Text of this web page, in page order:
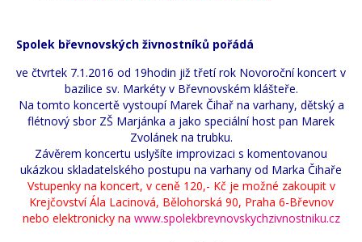
Spolek břevnovských živnostníků pořádá
ve čtvrtek 7.1.2016 od 19hodin již třetí rok Novoroční koncert v
bazilice sv. Markéty v Břevnovském klášteře.
Na tomto koncertě vystoupí Marek Čihař na varhany, dětský a
flétnový sbor ZŠ Marjánka a jako speciální host pan Marek
Zvolánek na trubku.
Závěrem koncertu uslyšíte improvizaci s komentovanou
ukázkou skladatelského postupu na varhany od Marka Čihaře
Vstupenky na koncert, v ceně 120,- Kč je možné zakoupit v
Krejčovství Ála Lacinová, Bělohorská 90, Praha 6-Břevnov
nebo elektronicky na www.spolekbrevnovskychzivnostniku.cz